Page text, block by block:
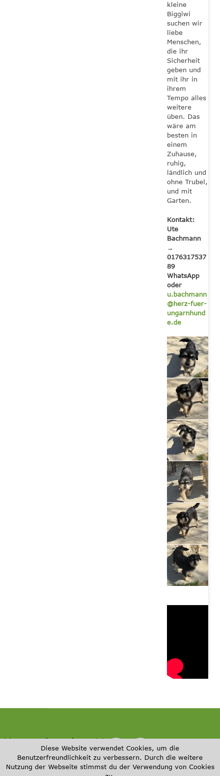
kleine
Biggiwi
suchen wir
liebe
Menschen,
die ihr
Sicherheit
geben und
mit ihr in
ihrem
Tempo alles
weitere
üben. Das
wäre am
besten in
einem
Zuhause,
ruhig,
ländlich und
ohne Trubel,
und mit
Garten.
Kontakt:
Ute
Bachmann
→
0176317537
89
WhatsApp
oder
u.bachmann
@herz-fuer-
ungarnhund
e.de
e.V.
Impressum
Datenschut
zerklärung
für
Ungar
nhund
0
2
s
Rese
Diese Website verwendet Cookies, um die
Benutzerfreundlichkeit zu verbessern. Durch die weitere
Nutzung der Webseite stimmst du der Verwendung von Cookies